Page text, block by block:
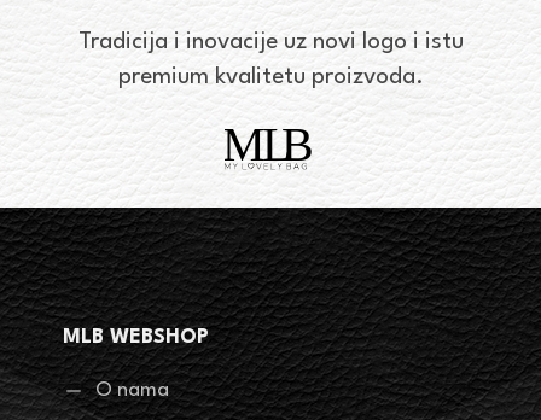
Tradicija i inovacije uz novi logo i istu
premium kvalitetu proizvoda.
MLB WEBSHOP
O nama